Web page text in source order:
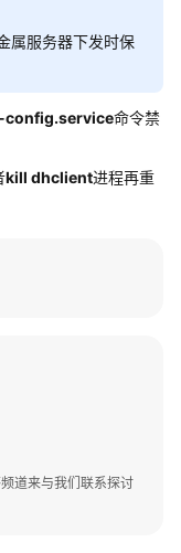
属服务器下发时保
config.service命令禁
kill dhclient进程再重
道来与我们联系探讨